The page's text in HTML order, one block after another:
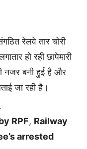
रेलवे तार चोरी
हो रही छापेमारी
नजर बनी हुई है और
जा रही है।
RPF, Railway
arrested